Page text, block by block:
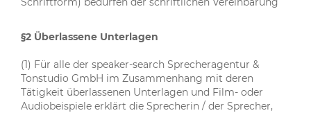
§2 Überlassene Unterlagen
(1) Für alle der speaker-search Sprecheragentur &
Tonstudio GmbH im Zusammenhang mit deren
Tätigkeit überlassenen Unterlagen und Film- oder
Audiobeispiele erklärt die Sprecherin / der Sprecher,